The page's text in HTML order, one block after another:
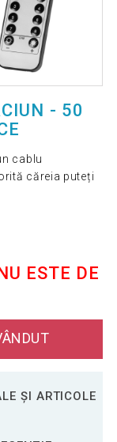
- 50
cablu
căreia puteți
ESTE DE
ȘI ARTICOLE